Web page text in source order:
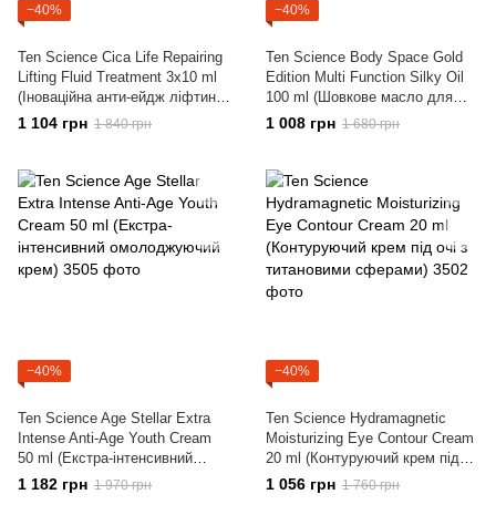
−40%
Ten Science Cica Life Repairing
Lifting Fluid Treatment 3x10 ml
(Іноваційна анти-ейдж ліфтинг
сироватка)
1 104 грн 1 840 грн
−40%
Ten Science Body Space Gold
Edition Multi Function Silky Oil
100 ml (Шовкове масло для
обличчя, тіла та волосся)
1 008 грн 1 680 грн
−40%
Ten Science Age Stellar Extra
Intense Anti-Age Youth Cream
50 ml (Екстра-інтенсивний
омолоджуючий крем)
1 182 грн 1 970 грн
−40%
Ten Science Hydramagnetic
Moisturizing Eye Contour Cream
20 ml (Контуруючий крем під
очі з титановими сферами)
1 056 грн 1 760 грн